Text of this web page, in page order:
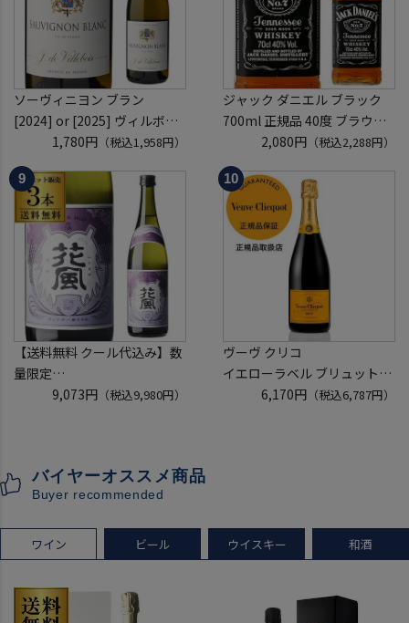
ソーヴィニヨン ブラン
[2024] or [2025] ヴィルボワ
750ml フランス ロワール 辛
口 白ワイン 浜運A
1,780円（税込1,958円）
ジャック ダニエル ブラック
700ml 正規品 40度 ブラウン
フォーマン
ウイスキー テネシー バーボン
長S
2,080円 （税込2,288円）
【送料無料 クール代込み】数
量限定
稲とアガベ 交酒 花風 -心拍-
[クール配送]
9,073円（税込9,980円）
ヴーヴ クリコ
イエローラベル ブリュット
750ml 正規品
6,170円 （税込6,787円）
バイヤーオススメ商品
Buyer recommended
ワイン ビール ウイスキー 和酒